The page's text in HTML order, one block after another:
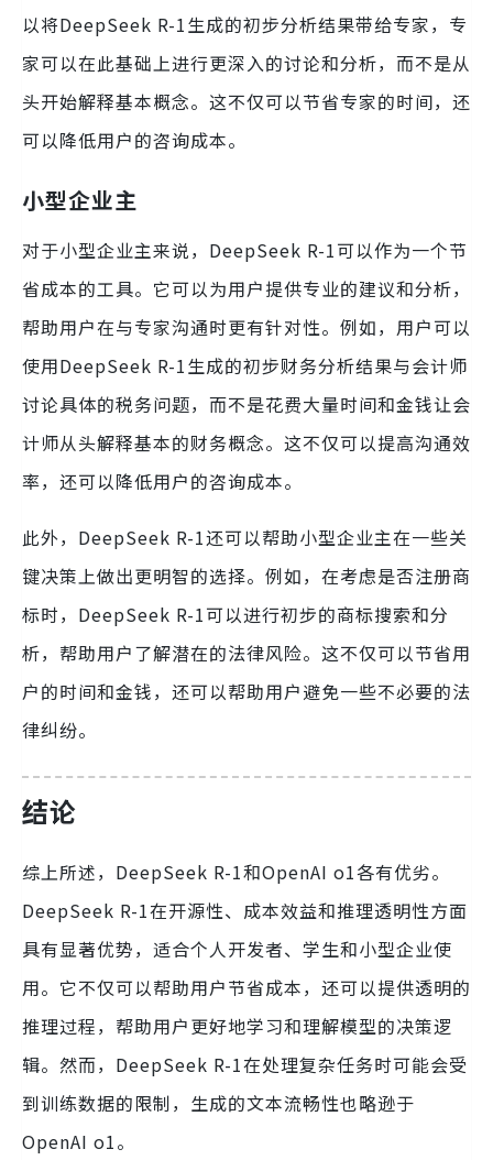
以将DeepSeek R-1生成的初步分析结果带给专家，专
家可以在此基础上进行更深入的讨论和分析，而不是从
头开始解释基本概念。这不仅可以节省专家的时间，还
可以降低用户的咨询成本。
小型企业主
对于小型企业主来说，DeepSeek R-1可以作为一个节
省成本的工具。它可以为用户提供专业的建议和分析，
帮助用户在与专家沟通时更有针对性。例如，用户可以
使用DeepSeek R-1生成的初步财务分析结果与会计师
讨论具体的税务问题，而不是花费大量时间和金钱让会
计师从头解释基本的财务概念。这不仅可以提高沟通效
率，还可以降低用户的咨询成本。
此外，DeepSeek R-1还可以帮助小型企业主在一些关
键决策上做出更明智的选择。例如，在考虑是否注册商
标时，DeepSeek R-1可以进行初步的商标搜索和分
析，帮助用户了解潜在的法律风险。这不仅可以节省用
户的时间和金钱，还可以帮助用户避免一些不必要的法
律纠纷。
结论
综上所述，DeepSeek R-1和OpenAI o1各有优劣。
DeepSeek R-1在开源性、成本效益和推理透明性方面
具有显著优势，适合个人开发者、学生和小型企业使
用。它不仅可以帮助用户节省成本，还可以提供透明的
推理过程，帮助用户更好地学习和理解模型的决策逻
辑。然而，DeepSeek R-1在处理复杂任务时可能会受
到训练数据的限制，生成的文本流畅性也略逊于
OpenAI o1。